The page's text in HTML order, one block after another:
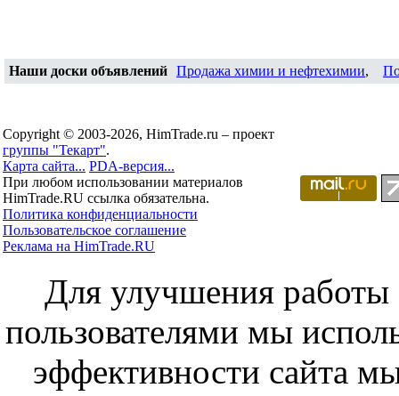
Наши доски объявлений Продажа химии и нефтехимии,
Copyright © 2003-2026, HimTrade.ru – проект
группы "Текарт".
Карта сайта... PDA-версия...
При любом использовании материалов
HimTrade.RU ссылка обязательна.
Политика конфиденциальности
Пользовательское соглашение
Реклама на HimTrade.RU
Для улучшения работы
пользователями мы
эффективности сайта